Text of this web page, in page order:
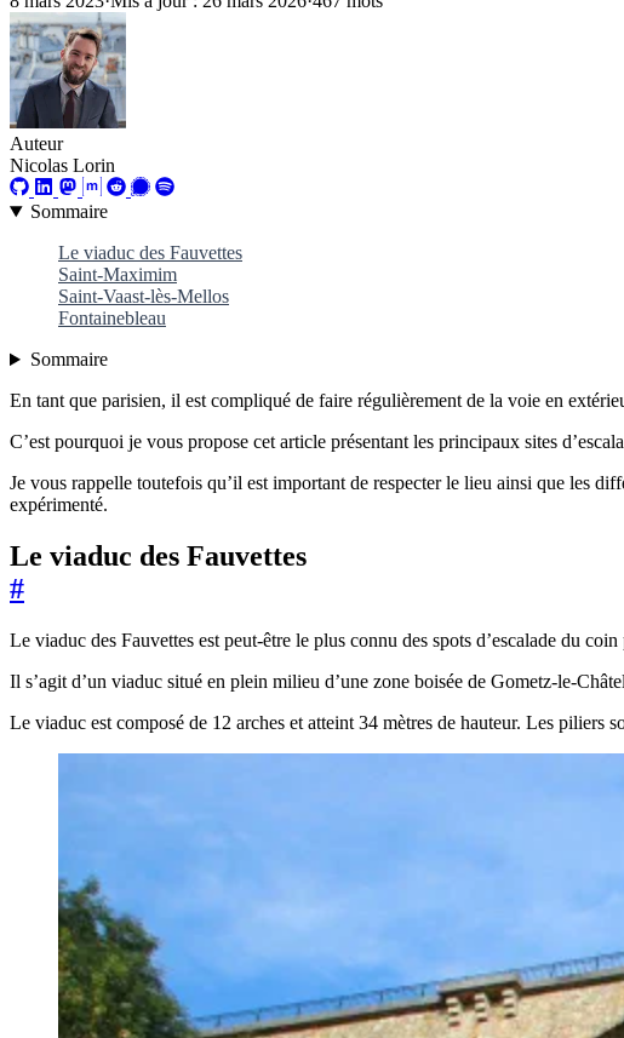
Auteur
Nicolas Lorin
Sommaire
Le viaduc des Fauvettes
Saint-Maximim
Saint-Vaast-lès-Mellos
Fontainebleau
Sommaire
En tant que parisien, il est compliqué de faire régulièrement de la voie en
C’est pourquoi je vous propose cet article présentant les principaux sites
Je vous rappelle toutefois qu’il est important de respecter le lieu ainsi que les
expérimenté.
Le viaduc des Fauvettes
#
Le viaduc des Fauvettes est peut-être le plus connu des spots d’escalade du
Il s’agit d’un viaduc situé en plein milieu d’une zone boisée de Gometz-le-
Le viaduc est composé de 12 arches et atteint 34 mètres de hauteur. Les piliers